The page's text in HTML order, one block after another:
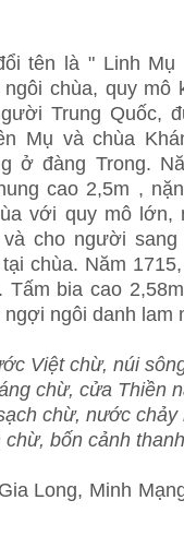
tên là " Linh Mụ
chùa, quy mô
Trung Quốc,
Mụ và chùa
ở đàng Trong.
cao 2,5m ,
với quy mô
cho người sang
chùa. Năm
bia cao
ngôi danh lam
Việt chừ, núi
chừ, cửa Thiền
chừ, nước chảy
bốn cảnh
Long, Minh